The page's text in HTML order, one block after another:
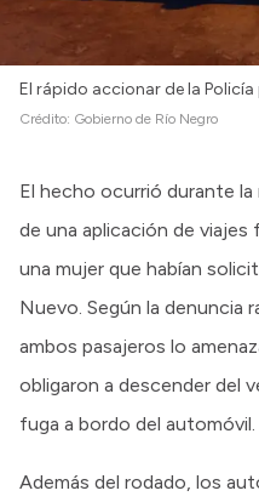
El rápido accionar de la
Crédito: Gobierno de Río Negro
El hecho ocurrió durante
de una aplicación de
una mujer que habían
Nuevo. Según la denuncia
ambos pasajeros lo
obligaron a descender del
fuga a bordo del automóvil.
Además del rodado, los